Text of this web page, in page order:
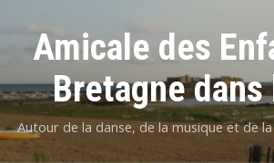
Amicale des
Bretagne dans
Autour de la danse, de la musique et de